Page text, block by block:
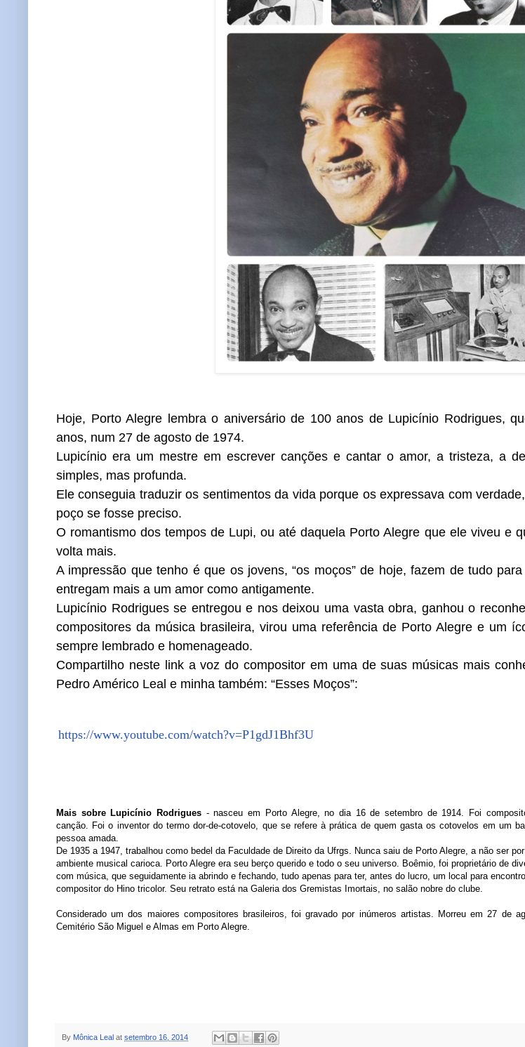
Hoje, Porto Alegre lembra o aniversário de 100 anos de Lupicínio Rodrigues,
anos, num 27 de agosto de 1974.
Lupicínio era um mestre em escrever canções e cantar o amor, a tristeza, a
simples, mas profunda.
Ele conseguia traduzir os sentimentos da vida porque os expressava com
poço se fosse preciso.
O romantismo dos tempos de Lupi, ou até daquela Porto Alegre que ele viveu e
volta mais.
A impressão que tenho é que os jovens, “os moços” de hoje, fazem de tudo
entregam mais a um amor como antigamente.
Lupicínio Rodrigues se entregou e nos deixou uma vasta obra, ganhou o
compositores da música brasileira, virou uma referência de Porto Alegre e um
sempre lembrado e homenageado.
Compartilho neste link a voz do compositor em uma de suas músicas mais
Pedro Américo Leal e minha também: “Esses Moços”:
https://www.youtube.com/watch?v=P1gdJ1Bhf3U
Mais sobre Lupicínio Rodrigues - nasceu em Porto Alegre, no dia 16 de setembro de 1914. Foi
canção. Foi o inventor do termo dor-de-cotovelo, que se refere à prática de quem gasta os cotovelos em um
pessoa amada.
De 1935 a 1947, trabalhou como bedel da Faculdade de Direito da Ufrgs. Nunca saiu de Porto Alegre, a não ser
ambiente musical carioca. Porto Alegre era seu berço querido e todo o seu universo. Boêmio, foi proprietário de
com música, que seguidamente ia abrindo e fechando, tudo apenas para ter, antes do lucro, um local para
compositor do Hino tricolor. Seu retrato está na Galeria dos Gremistas Imortais, no salão nobre do clube.
Considerado um dos maiores compositores brasileiros, foi gravado por inúmeros artistas. Morreu em 27 de
Cemitério São Miguel e Almas em Porto Alegre.
By Mônica Leal at setembro 16, 2014